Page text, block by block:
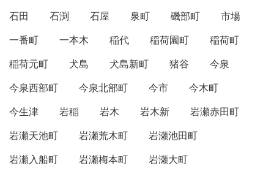
石田
石渕 石屋 泉町 磯部町
市場
一番町
一本木 稲代 稲荷園町
稲荷町
稲荷元町
犬島 犬島新町 猪谷
今泉
今泉西部町
今泉北部町 今市
今木町
今生津
岩稲 岩木 岩木新
岩瀬赤田町
岩瀬天池町
岩瀬荒木町
岩瀬池田町
岩瀬入船町
岩瀬梅本町
岩瀬大町